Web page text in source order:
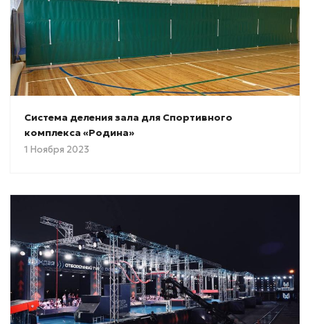
Система деления зала для Спортивного
комплекса «Родина»
1 Ноября 2023